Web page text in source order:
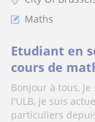
Maths
Etudiant en
cours de
Bonjour à tous,
l'ULB, je suis
particuliers